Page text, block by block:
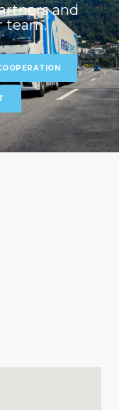
and
team.